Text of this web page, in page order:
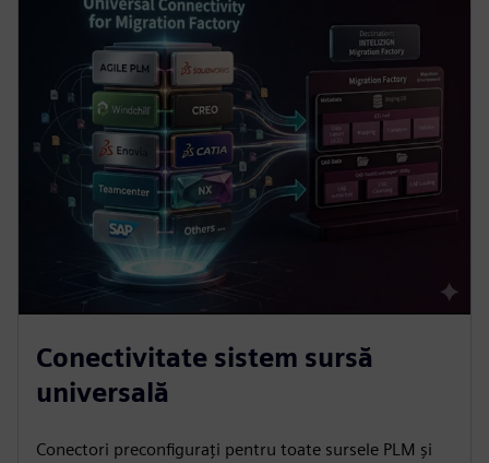
Conectivitate sistem sursă
universală
Conectori preconfigurați pentru toate sursele PLM și